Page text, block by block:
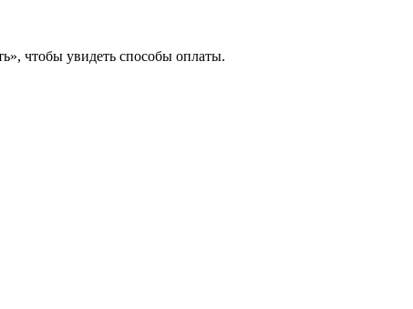
чтобы увидеть способы оплаты.